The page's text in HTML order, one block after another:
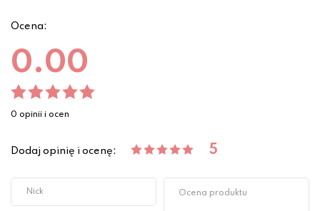
Ocena:
0.00
0 opinii i ocen
Dodaj opinię i ocenę: 5